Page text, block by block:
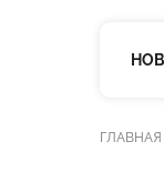
ГЛАВНАЯ